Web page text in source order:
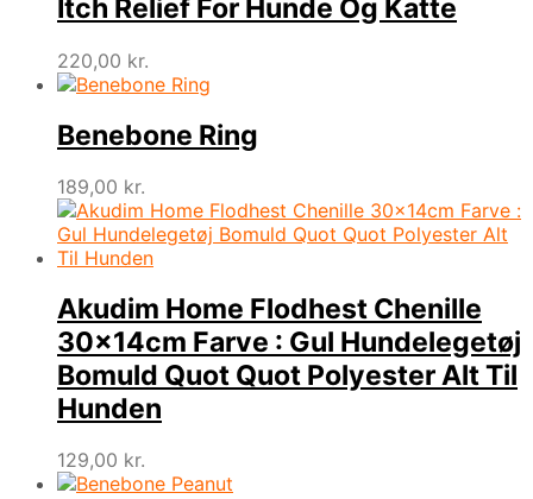
Itch Relief For Hunde Og Katte
220,00 kr.
Benebone Ring
189,00 kr.
Akudim Home Flodhest Chenille
30x14cm Farve : Gul Hundelegetøj
Bomuld Quot Quot Polyester Alt Til
Hunden
129,00 kr.